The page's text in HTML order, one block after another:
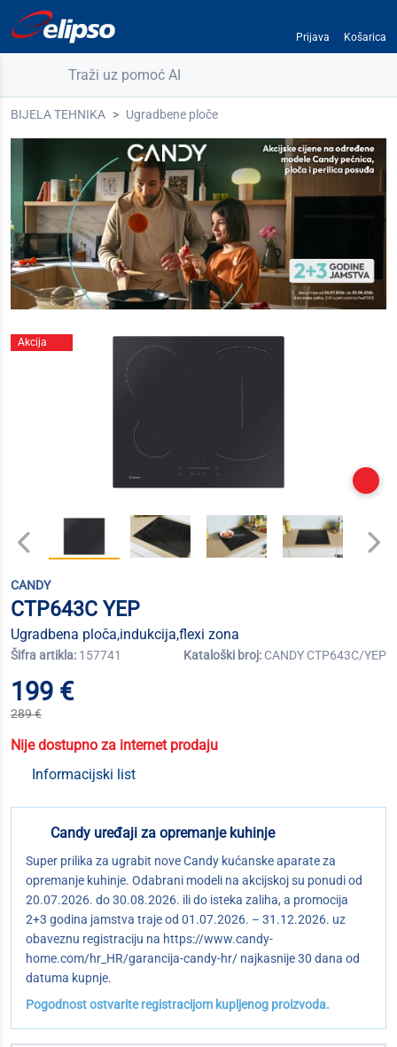
Prijava Košarica
Traži uz pomoć AI
BIJELA TEHNIKA Ugradbene ploče
Akcija
CANDY
CTP643C YEP
Ugradbena ploča,indukcija,flexi zona
Šifra artikla: 157741 Kataloški broj: CANDY CTP643C/YEP
199 €
289 €
Nije dostupno za internet prodaju
Informacijski list
Candy uređaji za opremanje kuhinje
Super prilika za ugrabit nove Candy kućanske aparate za
opremanje kuhinje. Odabrani modeli na akcijskoj su ponudi od
20.07.2026. do 30.08.2026. ili do isteka zaliha, a promocija
2+3 godina jamstva traje od 01.07.2026. – 31.12.2026. uz
obaveznu registraciju na https://www.candy-
home.com/hr_HR/garancija-candy-hr/ najkasnije 30 dana od
datuma kupnje.
Pogodnost ostvarite registracijom kupljenog proizvoda.